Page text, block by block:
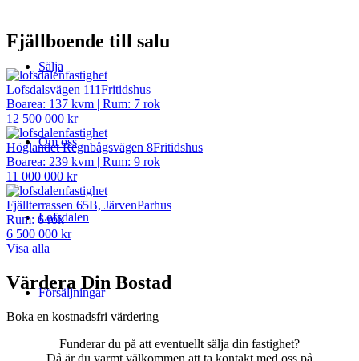
Sälja
Om oss
Lofsdalen
Försäljningar
Fjällboende till salu
Lofsdalsvägen 111Fritidshus
Boarea: 137 kvm | Rum: 7 rok
12 500 000 kr
Höglandet Regnbågsvägen 8Fritidshus
Boarea: 239 kvm | Rum: 9 rok
11 000 000 kr
Fjällterrassen 65B, JärvenParhus
Rum: 6 rok
6 500 000 kr
Visa alla
Värdera Din Bostad
Boka en kostnadsfri värdering
Funderar du på att eventuellt sälja din fastighet?
Då är du varmt välkommen att ta kontakt med oss på